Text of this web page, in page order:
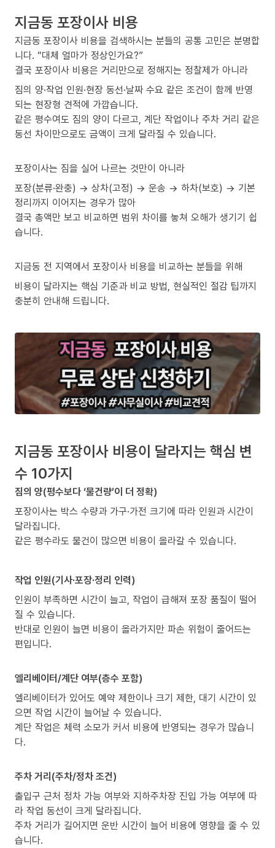
지금동 포장이사 비용
지금동 포장이사 비용을 검색하시는 분들의 공통 고민은 분명합
니다. “대체 얼마가 정상인가요?”
결국 포장이사 비용은 거리만으로 정해지는 정찰제가 아니라
짐의 양·작업 인원·현장 동선·날짜 수요 같은 조건이 함께 반영
되는 현장형 견적에 가깝습니다.
같은 평수여도 짐의 양이 다르고, 계단 작업이나 주차 거리 같은
동선 차이만으로도 금액이 크게 달라질 수 있습니다.
포장이사는 짐을 실어 나르는 것만이 아니라
포장(분류·완충) → 상차(고정) → 운송 → 하차(보호) → 기본
정리까지 이어지는 경우가 많아
결국 총액만 보고 비교하면 범위 차이를 놓쳐 오해가 생기기 쉽
습니다.
지금동 전 지역에서 포장이사 비용을 비교하는 분들을 위해
비용이 달라지는 핵심 기준과 비교 방법, 현실적인 절감 팁까지
충분히 안내해 드립니다.
지금동 포장이사 비용이 달라지는 핵심 변
수 10가지
짐의 양(평수보다 ‘물건량’이 더 정확)
포장이사는 박스 수량과 가구·가전 크기에 따라 인원과 시간이
달라집니다.
같은 평수라도 물건이 많으면 비용이 올라갈 수 있습니다.
작업 인원(기사·포장·정리 인력)
인원이 부족하면 시간이 늘고, 작업이 급해져 포장 품질이 떨어
질 수 있습니다.
반대로 인원이 늘면 비용이 올라가지만 파손 위험이 줄어드는
편입니다.
엘리베이터/계단 여부(층수 포함)
엘리베이터가 있어도 예약 제한이나 크기 제한, 대기 시간이 있
으면 작업 시간이 늘어날 수 있습니다.
계단 작업은 체력 소모가 커서 비용에 반영되는 경우가 많습니
다.
주차 거리(주차/정차 조건)
출입구 근처 정차 가능 여부와 지하주차장 진입 가능 여부에 따
라 작업 동선이 크게 달라집니다.
주차 거리가 길어지면 운반 시간이 늘어 비용에 영향을 줄 수 있
습니다.